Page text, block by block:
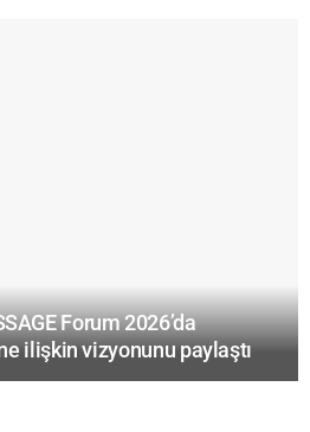
Forum 2026’da
ilişkin vizyonunu paylaştı